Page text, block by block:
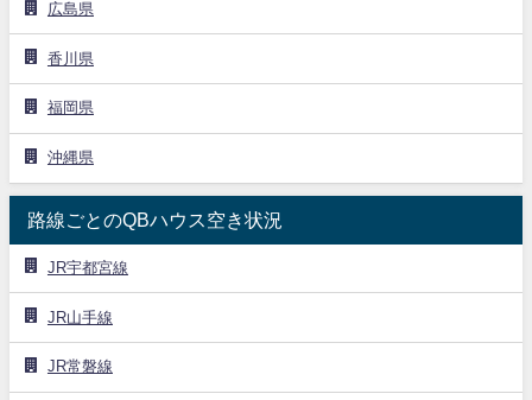
広島県
香川県
福岡県
沖縄県
路線ごとのQBハウス空き状況
JR宇都宮線
JR山手線
JR常磐線